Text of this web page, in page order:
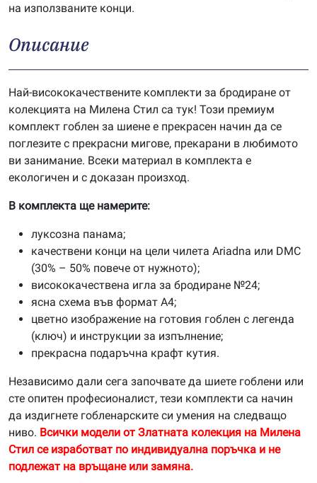
на използваните конци.
Описание
Най-висококачествените комплекти за бродиране от
колекцията на Милена Стил са тук! Този премиум
комплект гоблен за шиене е прекрасен начин да се
поглезите с прекрасни мигове, прекарани в любимото
ви занимание. Всеки материал в комплекта е
екологичен и с доказан произход.
В комплекта ще намерите:
луксозна панама;
качествени конци на цели чилета Ariadna или DMC
(30% – 50% повече от нужното);
висококачествена игла за бродиране №24;
ясна схема във формат А4;
цветно изображение на готовия гоблен с легенда
(ключ) и инструкции за изпълнение;
прекрасна подаръчна крафт кутия.
Независимо дали сега започвате да шиете гоблени или
сте опитен професионалист, тези комплекти са начин
да издигнете гобленарските си умения на следващо
ниво. Всички модели от Златната колекция на Милена
Стил се изработват по индивидуална поръчка и не
подлежат на връщане или замяна.